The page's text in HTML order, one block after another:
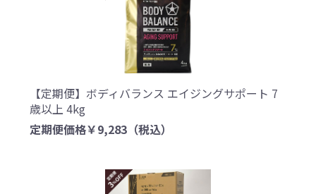
【定期便】ボディバランス エイジングサポート 7
歳以上 4kg
定期便価格￥9,283 （税込）